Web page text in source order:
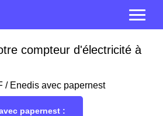
compteur d'électricité à
/ Enedis avec papernest
papernest :